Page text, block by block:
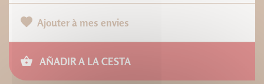
Ajouter à mes envies
AÑADIR A LA CESTA